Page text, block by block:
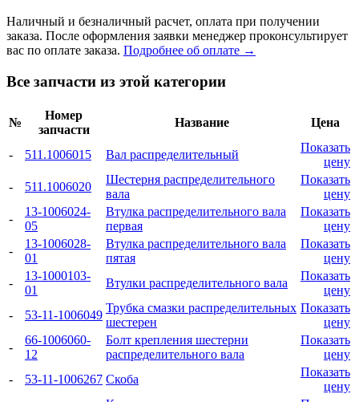
Наличный и безналичный расчет, оплата при получении
заказа. После оформления заявки менеджер проконсультирует
вас по оплате заказа. Подробнее об оплате →
Все запчасти из этой категории
№
Номер
запчасти
Название Цена
- 511.1006015 Вал распределительный
Показать
цену
-
511.1006020
Шестерня распределительного
вала
Показать
цену
-
13-1006024-
05
Втулка распределительного вала
первая
Показать
цену
-
13-1006028-
01
Втулка распределительного вала
пятая
Показать
цену
-
13-1000103-
01
Втулки распределительного вала
Показать
цену
-
53-11-1006049
Трубка смазки распределительных
шестерен
Показать
цену
-
66-1006060-
12
Болт крепления шестерни
распределительного вала
Показать
цену
-
53-11-1006267 Скоба
Показать
цену